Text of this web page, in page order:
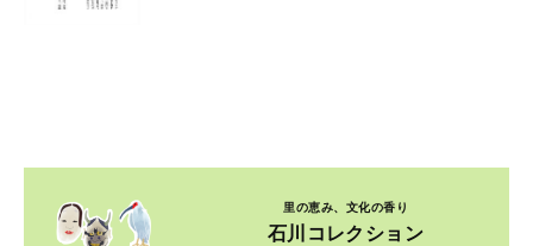
里の恵み、文化の香り
石川コレクション